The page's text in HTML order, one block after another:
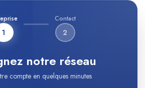
1
Contact
2
notre réseau
compte en quelques minutes